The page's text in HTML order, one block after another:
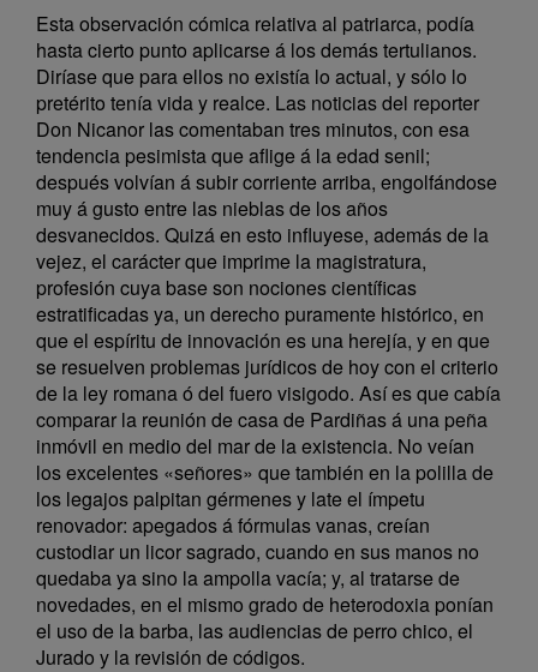
Esta observación cómica relativa al patriarca, podía
hasta cierto punto aplicarse á los demás tertulianos.
Diríase que para ellos no existía lo actual, y sólo lo
pretérito tenía vida y realce. Las noticias del reporter
Don Nicanor las comentaban tres minutos, con esa
tendencia pesimista que aflige á la edad senil;
después volvían á subir corriente arriba, engolfándose
muy á gusto entre las nieblas de los años
desvanecidos. Quizá en esto influyese, además de la
vejez, el carácter que imprime la magistratura,
profesión cuya base son nociones científicas
estratificadas ya, un derecho puramente histórico, en
que el espíritu de innovación es una herejía, y en que
se resuelven problemas jurídicos de hoy con el criterio
de la ley romana ó del fuero visigodo. Así es que cabía
comparar la reunión de casa de Pardiñas á una peña
inmóvil en medio del mar de la existencia. No veían
los excelentes «señores» que también en la polilla de
los legajos palpitan gérmenes y late el ímpetu
renovador: apegados á fórmulas vanas, creían
custodiar un licor sagrado, cuando en sus manos no
quedaba ya sino la ampolla vacía; y, al tratarse de
novedades, en el mismo grado de heterodoxia ponían
el uso de la barba, las audiencias de perro chico, el
Jurado y la revisión de códigos.